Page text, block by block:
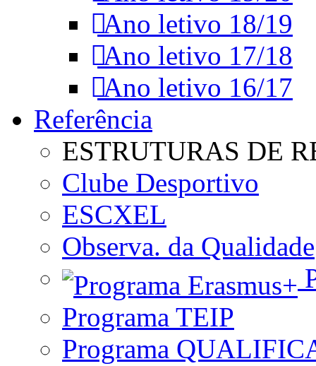
Ano letivo 18/19
Ano letivo 17/18
Ano letivo 16/17
Referência
ESTRUTURAS DE
Clube Desportivo
ESCXEL
Observa. da Qualidade
Programa TEIP
Programa